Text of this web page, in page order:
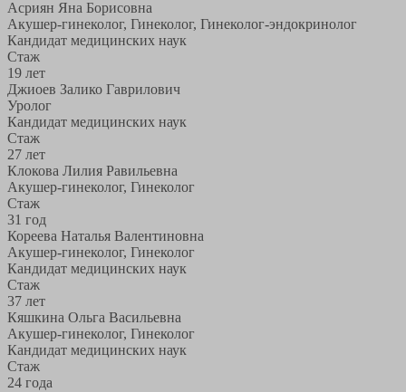
Асриян Яна Борисовна
Акушер-гинеколог, Гинеколог, Гинеколог-эндокринолог
Кандидат медицинских наук
Стаж
19 лет
Джиоев Залико Гаврилович
Уролог
Кандидат медицинских наук
Стаж
27 лет
Клокова Лилия Равильевна
Акушер-гинеколог, Гинеколог
Стаж
31 год
Кореева Наталья Валентиновна
Акушер-гинеколог, Гинеколог
Кандидат медицинских наук
Стаж
37 лет
Кяшкина Ольга Васильевна
Акушер-гинеколог, Гинеколог
Кандидат медицинских наук
Стаж
24 года